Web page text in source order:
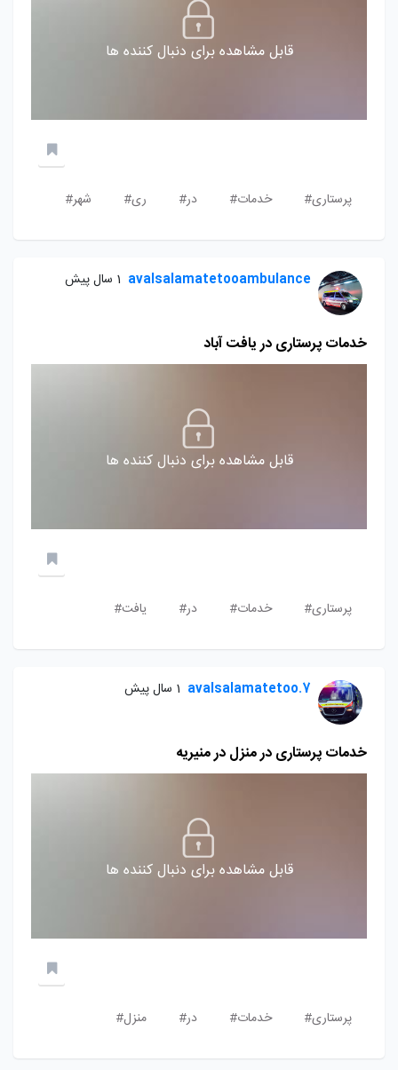
قابل مشاهده برای دنبال کننده ها
پرستاری# خدمات# در# ری# شهر#
avalsalamatetooambulance 1 سال پیش
خدمات پرستاری در یافت آباد
قابل مشاهده برای دنبال کننده ها
پرستاری# خدمات# در# یافت#
avalsalamatetoo.7 1 سال پیش
خدمات پرستاری در منزل در منیریه
قابل مشاهده برای دنبال کننده ها
پرستاری# خدمات# در# منزل#